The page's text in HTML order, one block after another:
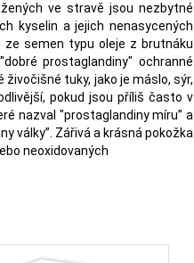
ve stravě jsou nezbytné
kyselin a jejich nenasycených
ze semen typu oleje z brutnáku
prostaglandiny" ochranné
tuky, jako je máslo, sýr,
pokud jsou příliš často v
nazval "prostaglandiny míru” a
války”. Zářivá a krásná pokožka
neoxidovaných